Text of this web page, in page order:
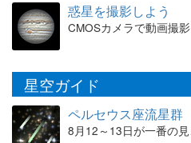
惑星を撮影しよう
CMOSカメラで動画撮
星空ガイド
ペルセウス座流星群
8月12～13日が一番の